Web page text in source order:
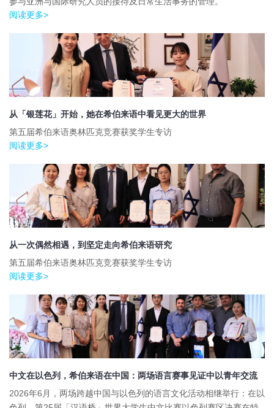
阅读更多>
从「银莲花」开始，她在希伯来语中看见更大的世界
第五届希伯来语奥林匹克竞赛获奖学生专访
阅读更多>
从一次偶然相遇，到坚定走向希伯来语研究
第五届希伯来语奥林匹克竞赛获奖学生专访
阅读更多>
中文在以色列，希伯来语在中国：两场语言赛事见证中以青年交流
2026年6月，两场跨越中国与以色列的语言文化活动相继举行：在以